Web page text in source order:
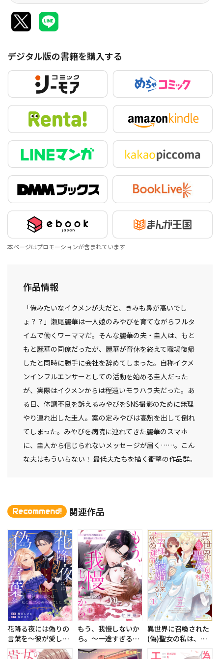
デジタル版の書籍を購入する
本ページはプロモーションが含まれています
作品情報
「俺みたいなイクメンが夫だと、きみも鼻が高いでし
ょ？？」瀬尾麗華は一人娘のみやびを育てながらフルタ
イムで働くワーママだ。そんな麗華の夫・圭人は、もと
もと麗華の同僚だったが、麗華が育休を終えて職場復帰
したと同時に勝手に会社を辞めてしまった。自称イクメ
ンインフルエンサーとしての活動を始める圭人だった
が、実際はイクメンからは程遠いモラハラ夫だった。あ
る日、体調不良を訴えるみやびをSNS撮影のために無理
やり連れ出した圭人。案の定みやびは高熱を出して倒れ
てしまった。みやびを病院に連れてきた麗華のスマホ
に、圭人から信じられないメッセージが届く……。こん
な夫はもういらない！ 最低夫たちを描く衝撃の作品群。
Recommend! 関連作品
花降る夜には偽りの
言葉を～彼が愛した
のは、私に瓜二つの
もう、我慢しないか
ら。～一途すぎる冷
徹部長は私を逃がし
異世界に召喚された
(偽)聖女の私は、王
子様と結婚出来ない